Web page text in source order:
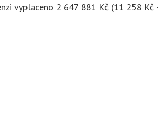
vyplaceno 2 647 881 Kč (11 258 Kč ∙